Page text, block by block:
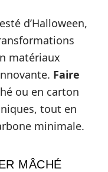
d’Halloween,
matériaux
Faire
ou en carton
tout en
minimale.
MÂCHÉ